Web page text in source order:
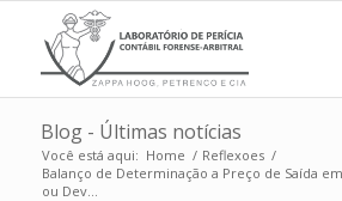
Blog - Últimas notícias
Você está aqui: Home / Reflexoes /
Balanço de Determinação a Preço de Saída
ou Dev...